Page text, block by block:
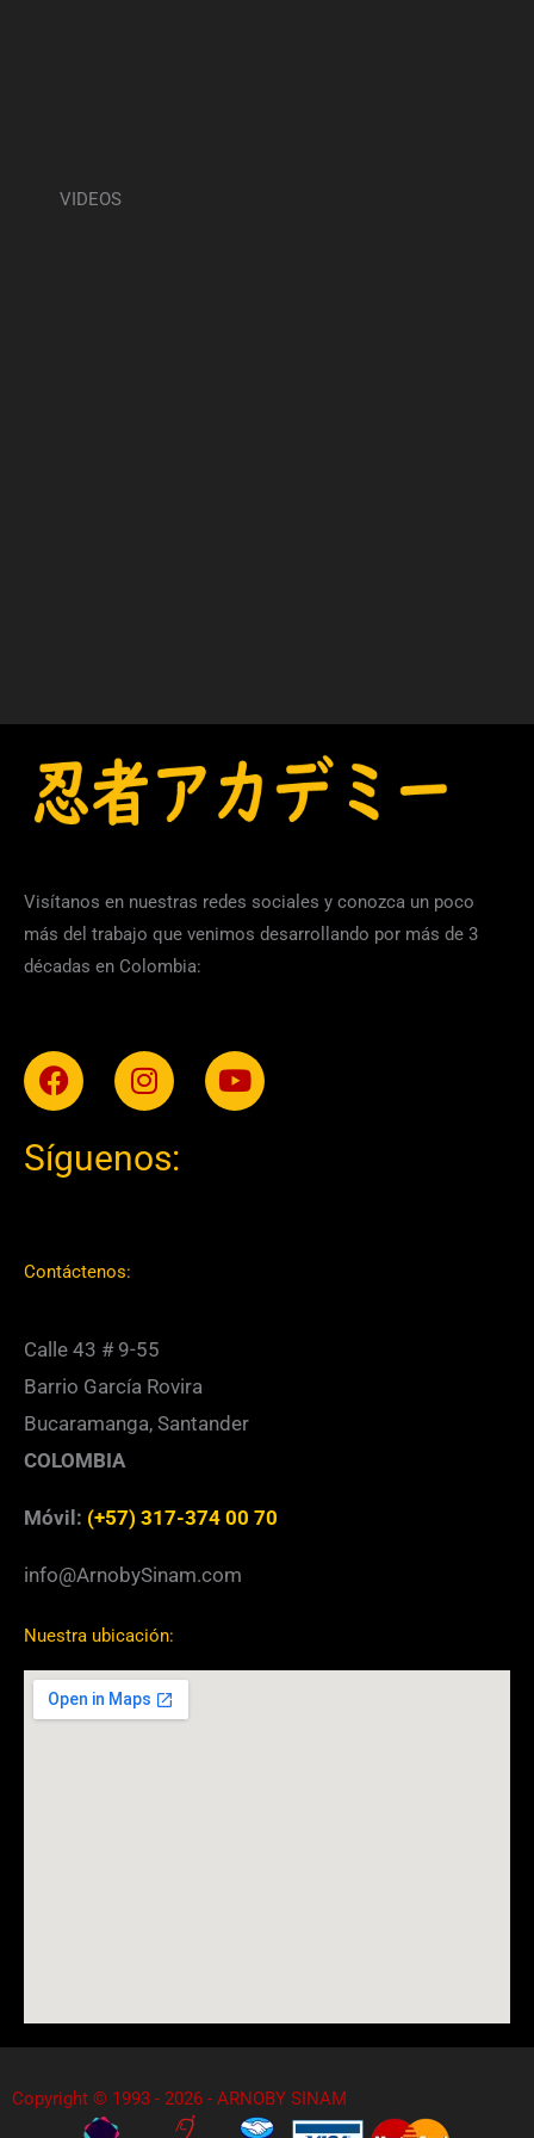
VIDEOS
Visítanos en nuestras redes sociales y conozca un poco
más del trabajo que venimos desarrollando por más de 3
décadas en Colombia:
FacebookInstagramYoutube
Síguenos:
Contáctenos:
Calle 43 # 9-55
Barrio García Rovira
Bucaramanga, Santander
COLOMBIA
Móvil: (+57) 317-374 00 70
info@ArnobySinam.com
Nuestra ubicación:
Copyright © 1993 - 2026 - ARNOBY SINAM